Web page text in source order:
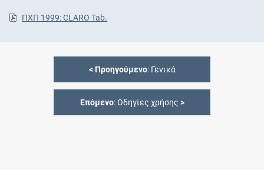
ΠΧΠ 1999: CLARO Tab.
< Προηγούμενο: Γενικά
Επόμενο: Οδηγίες χρήσης >